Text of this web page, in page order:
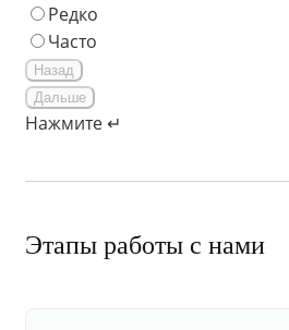
Редко
Часто
Назад
Дальше
Нажмите ↵
Этапы работы с нами